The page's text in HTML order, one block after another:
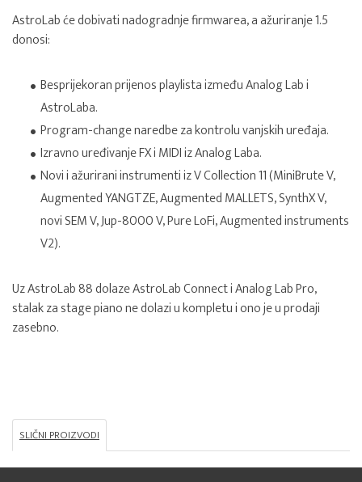
AstroLab će dobivati nadogradnje firmwarea, a ažuriranje 1.5
donosi:
Besprijekoran prijenos playlista između Analog Lab i
AstroLaba.
Program-change naredbe za kontrolu vanjskih uređaja.
Izravno uređivanje FX i MIDI iz Analog Laba.
Novi i ažurirani instrumenti iz V Collection 11 (MiniBrute V,
Augmented YANGTZE, Augmented MALLETS, SynthX V,
novi SEM V, Jup-8000 V, Pure LoFi, Augmented instruments
V2).
Uz AstroLab 88 dolaze AstroLab Connect i Analog Lab Pro,
stalak za stage piano ne dolazi u kompletu i ono je u prodaji
zasebno.
SLIČNI PROIZVODI